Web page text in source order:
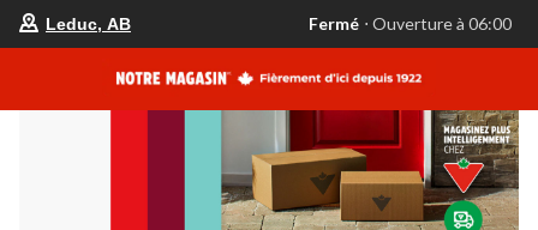
votre
est
AB,
Fermé,
Ouverture
à
Leduc, AB Fermé ⋅ Ouverture à 06:00